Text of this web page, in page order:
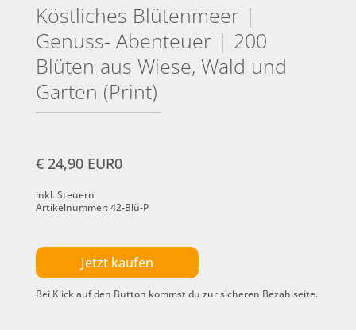
Köstliches Blütenmeer |
Genuss- Abenteuer | 200
Blüten aus Wiese, Wald und
Garten (Print)
€ 24,90 EUR0
inkl. Steuern
Artikelnummer: 42-Blü-P
Jetzt kaufen
Bei Klick auf den Button kommst du zur sicheren Bezahlseite.